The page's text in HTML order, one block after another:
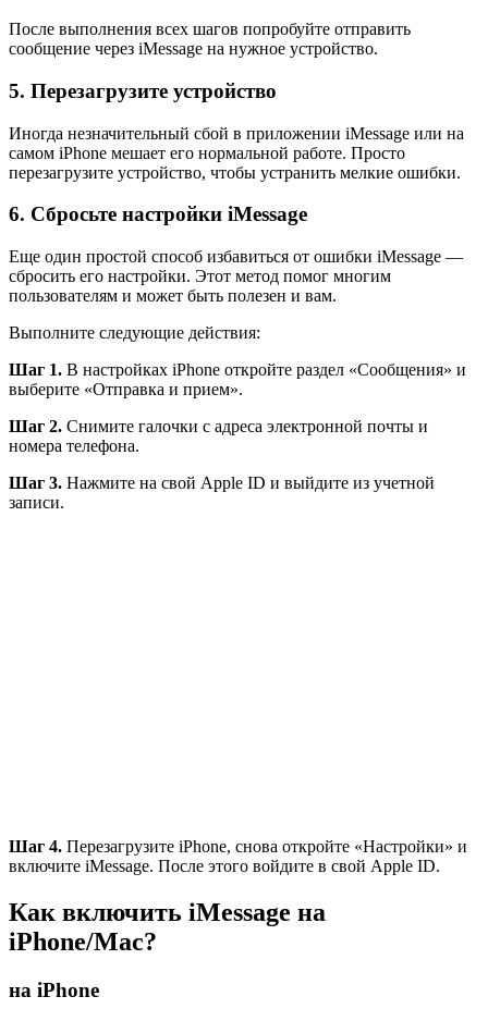
После выполнения всех шагов попробуйте отправить
сообщение через iMessage на нужное устройство.
5. Перезагрузите устройство
Иногда незначительный сбой в приложении iMessage или на
самом iPhone мешает его нормальной работе. Просто
перезагрузите устройство, чтобы устранить мелкие ошибки.
6. Сбросьте настройки iMessage
Еще один простой способ избавиться от ошибки iMessage —
сбросить его настройки. Этот метод помог многим
пользователям и может быть полезен и вам.
Выполните следующие действия:
Шаг 1. В настройках iPhone откройте раздел «Сообщения» и
выберите «Отправка и прием».
Шаг 2. Снимите галочки с адреса электронной почты и
номера телефона.
Шаг 3. Нажмите на свой Apple ID и выйдите из учетной
записи.
Шаг 4. Перезагрузите iPhone, снова откройте «Настройки» и
включите iMessage. После этого войдите в свой Apple ID.
Как включить iMessage на
iPhone/Mac?
на iPhone